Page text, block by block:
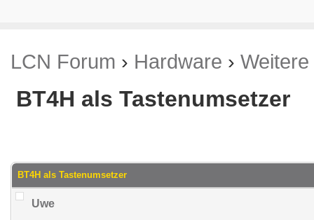
LCN Forum › Hardware ›
BT4H als Tastenumsetzer
BT4H als Tastenumsetzer
Uwe